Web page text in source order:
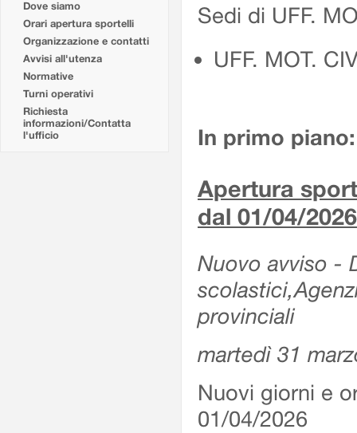
Dove siamo
Orari apertura sportelli
Organizzazione e contatti
Avvisi all'utenza
Normative
Turni operativi
Richiesta
informazioni/Contatta
l'ufficio
Sedi di UFF.
UFF. MOT.
In primo piano:
Apertura
dal 01/04/2026
Nuovo avviso -
provinciali
martedì 31
Nuovi giorni e
01/04/2026